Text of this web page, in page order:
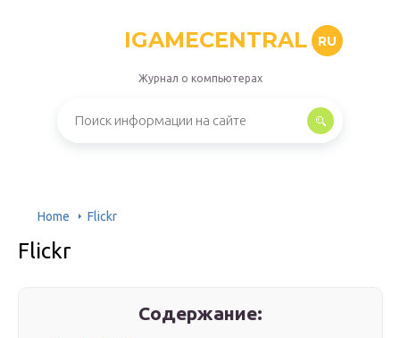
IGAMECENTRAL RU
Журнал о компьютерах
Home Flickr
Flickr
Содержание: